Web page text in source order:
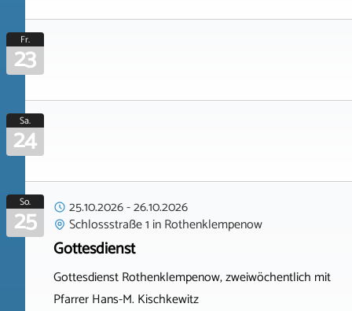
Fr.
23
Sa.
24
So.
25 25.10.2026-26.10.2026
Schlossstraße 1 inRothenklempenow
Gottesdienst
Gottesdienst Rothenklempenow, zweiwöchentlich mit
Pfarrer Hans-M. Kischkewitz